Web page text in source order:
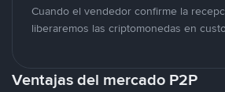
Cuando el vendedor confirme la
liberaremos las criptomonedas en
Ventajas del mercado P2P